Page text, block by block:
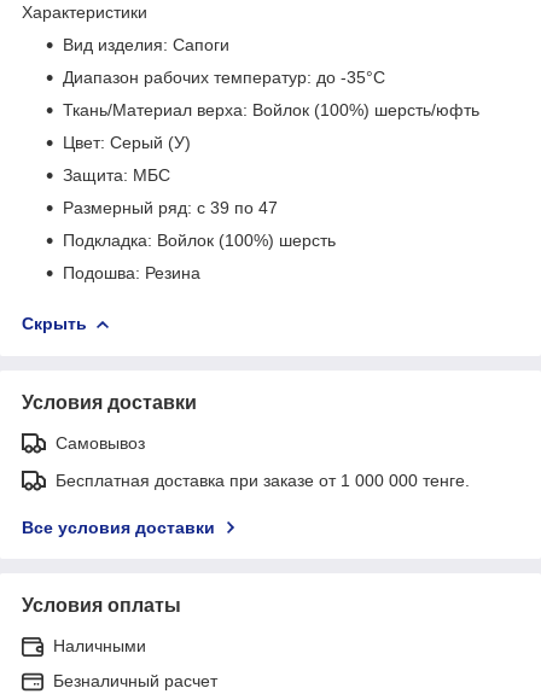
Характеристики
Вид изделия: Сапоги
Диапазон рабочих температур: до -35°С
Ткань/Материал верха: Войлок (100%) шерсть/юфть
Цвет: Серый (У)
Защита: МБС
Размерный ряд: с 39 по 47
Подкладка: Войлок (100%) шерсть
Подошва: Резина
Скрыть
Условия доставки
Самовывоз
Бесплатная доставка при заказе от 1 000 000 тенге.
Все условия доставки
Условия оплаты
Наличными
Безналичный расчет